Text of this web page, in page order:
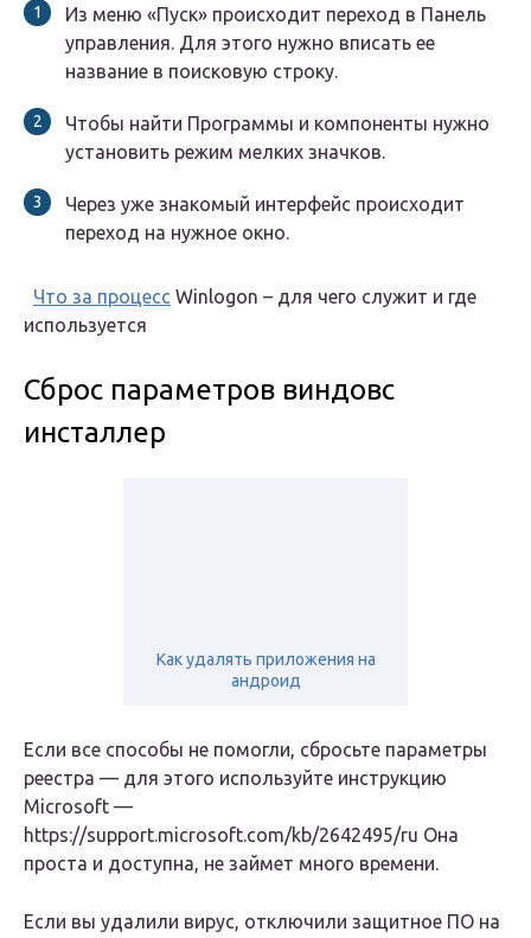
Из меню «Пуск» происходит переход в Панель
управления. Для этого нужно вписать ее
название в поисковую строку.
Чтобы найти Программы и компоненты нужно
установить режим мелких значков.
Через уже знакомый интерфейс происходит
переход на нужное окно.
Что за процесс Winlogon – для чего служит и где
используется
Сброс параметров виндовс
инсталлер
Как удалять приложения на
андроид
Если все способы не помогли, сбросьте параметры
реестра — для этого используйте инструкцию
Microsoft —
https://support.microsoft.com/kb/2642495/ru Она
проста и доступна, не займет много времени.
Если вы удалили вирус, отключили защитное ПО на